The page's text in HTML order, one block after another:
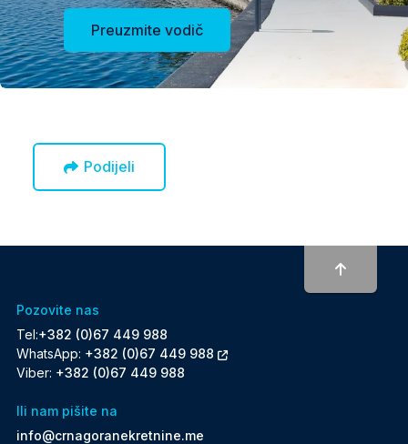
Preuzmite vodič
Podijeli
Pozovite nas
Tel:+382 (0)67 449 988
WhatsApp: +382 (0)67 449 988
Viber: +382 (0)67 449 988
Ili nam pišite na
info@crnagoranekretnine.me
To top